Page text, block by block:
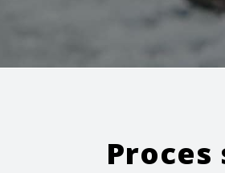
Proces